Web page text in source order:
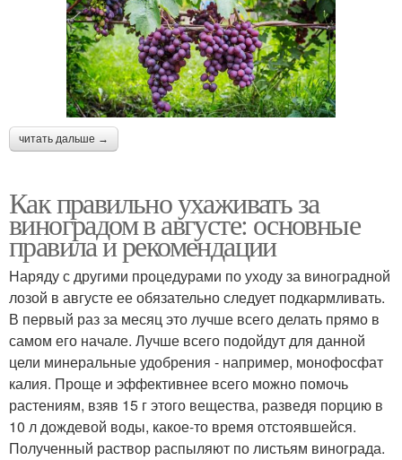
читать дальше →
Как правильно ухаживать за
виноградом в августе: основные
правила и рекомендации
Наряду с другими процедурами по уходу за виноградной
лозой в августе ее обязательно следует подкармливать.
В первый раз за месяц это лучше всего делать прямо в
самом его начале. Лучше всего подойдут для данной
цели минеральные удобрения - например, монофосфат
калия. Проще и эффективнее всего можно помочь
растениям, взяв 15 г этого вещества, разведя порцию в
10 л дождевой воды, какое-то время отстоявшейся.
Полученный раствор распыляют по листьям винограда.